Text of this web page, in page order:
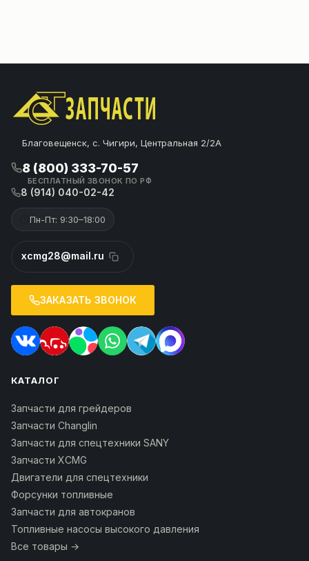
Благовещенск, с. Чигири, Центральная 2/2А
8 (800) 333-70-57
БЕСПЛАТНЫЙ ЗВОНОК ПО РФ
8 (914) 040-02-42
Пн-Пт: 9:30–18:00
xcmg28@mail.ru
ЗАКАЗАТЬ ЗВОНОК
КАТАЛОГ
Запчасти для грейдеров
Запчасти Changlin
Запчасти для спецтехники SANY
Запчасти XCMG
Двигатели для спецтехники
Форсунки топливные
Запчасти для автокранов
Топливные насосы высокого давления
Все товары →